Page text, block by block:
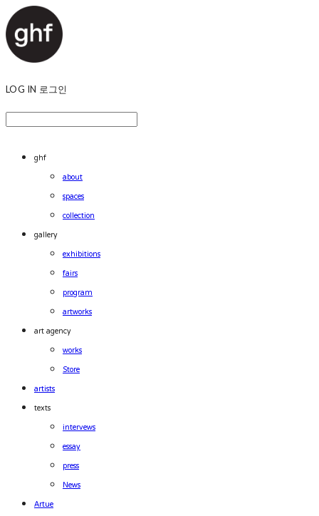
LOG IN 로그인
ghf
about
spaces
collection
gallery
exhibitions
fairs
program
artworks
art agency
works
Store
artists
texts
intervews
essay
press
News
Artue